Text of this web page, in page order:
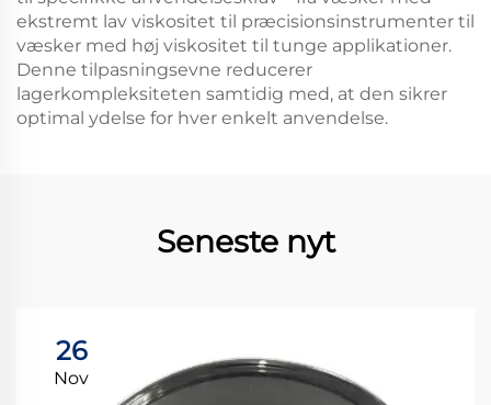
ekstremt lav viskositet til præcisionsinstrumenter til
væsker med høj viskositet til tunge applikationer.
Denne tilpasningsevne reducerer
lagerkompleksiteten samtidig med, at den sikrer
optimal ydelse for hver enkelt anvendelse.
Seneste nyt
26
Nov